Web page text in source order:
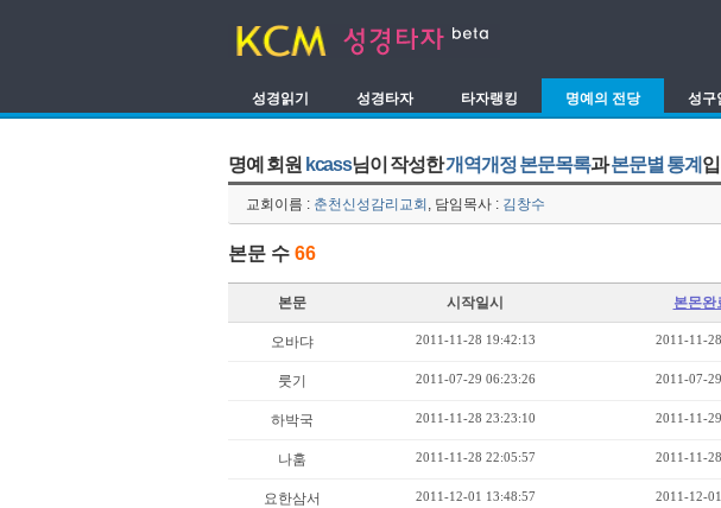
성경읽기 성경타자 타자랭킹 명예의 전당 성구
명예 회원 kcass님이 작성한개역개정 본문목록과본문별 통계
교회이름 : 춘천신성감리교회 , 담임목사 : 김창수
본문 수 66
본문 시작일시 본몬완
오바댜 2011-11-28 19:42:13 2011-11-
룻기 2011-07-29 06:23:26 2011-07-
하박국 2011-11-28 23:23:10 2011-11-
나훔 2011-11-28 22:05:57 2011-11-
요한삼서 2011-12-01 13:48:57 2011-12-